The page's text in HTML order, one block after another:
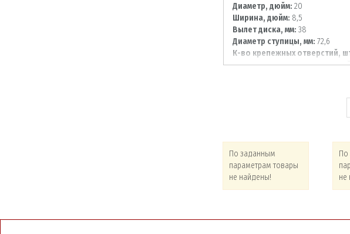
Диаметр, дюйм: 20
Ширина, дюйм: 8,5
Вылет диска, мм: 38
Диаметр ступицы, мм: 72,6
К-во крепежных отверстий,
Диаметр располож.
По заданным
параметрам товары
не найдены!
По
не